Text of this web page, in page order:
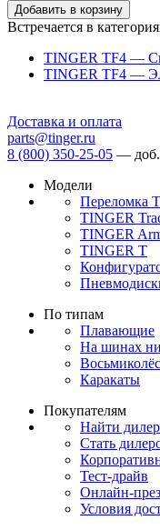
Добавить в корзину
Встречается в
TINGER TF4 —
TINGER TF4 —
Доставка и оплата
parts@tinger.ru
8 (800) 350-25-05 —
Модели
Переломка
TINGER
TINGER
TINGER T
По типам
Плавающие
На шинах
Каракаты
Покупателям
Найти
Стать
Тест-драйв
Онлайн-
Условия